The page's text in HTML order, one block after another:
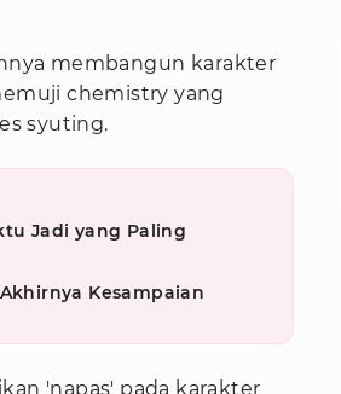
membangun karakter
chemistry yang
syuting.
Jadi yang Paling
Kesampaian
'napas' pada karakter